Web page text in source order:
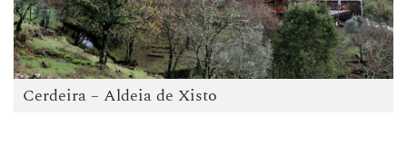
Cerdeira – Aldeia de Xisto